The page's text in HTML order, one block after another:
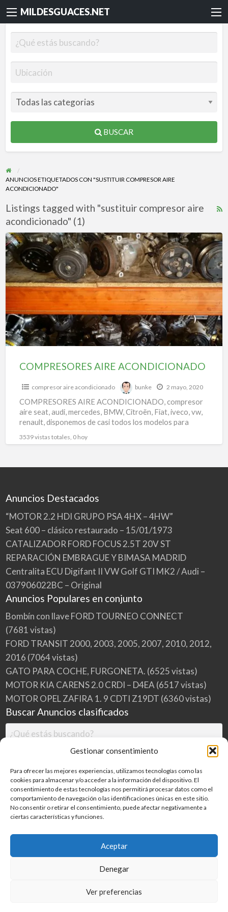
Gestionar consentimiento
Para ofrecer las mejores experiencias, utilizamos tecnologías como las
cookies para almacenar y/o acceder a la información del dispositivo. El
consentimiento de estas tecnologías nos permitirá procesar datos como el
comportamiento de navegación o las identificaciones únicas en este sitio.
No consentir o retirar el consentimiento, puede afectar negativamente a
ciertas características y funciones.
Aceptar
Denegar
Ver preferencias
MILDESGUACES.NET
BUSCAR
ANUNCIOS ETIQUETADOS CON "SUSTITUIR COMPRESOR AIRE
ACONDICIONADO"
Listings tagged with "sustituir compresor aire
acondicionado" (1)
COMPRESORES
AIRE
ACONDICIONADO
COMPRESORES AIRE ACONDICIONADO
compresor aire acondicionado bunke 2 mayo, 2020
COMPRESORES AIRE ACONDICIONADO, compresor
aire seat, audi, mercedes, BMW, Citroën, Fiat, iveco, vw,
renault, disponemos de casi todos los modelos para
3539 vistas totales, 0 hoy
Anuncios Destacados
“MOTOR 2.2 HDI GRUPO PSA 4HX – 4HW”
Seat 600 – clásico restaurado – 15/01/1973
CATALIZADOR FORD FOCUS 2.5T 20V ST
REPARACIÓN EMBRAGUE Y BIMASA MADRID
Centralita ECU Digifant II VW Golf GTI MK2 / Audi –
037906022BC – Original
Anuncios Populares en conjunto
Bombín con llave FORD TOURNEO CONNECT
(7681 vistas)
FORD TRANSIT 2000, 2003, 2005, 2007, 2010, 2012,
2016 (7064 vistas)
GATO PARA COCHE, FURGONETA. (6525 vistas)
MOTOR KIA CARENS 2.0 CRDI – D4EA (6517 vistas)
MOTOR OPEL ZAFIRA 1. 9 CDTI Z19DT (6360 vistas)
Buscar Anuncios clasificados